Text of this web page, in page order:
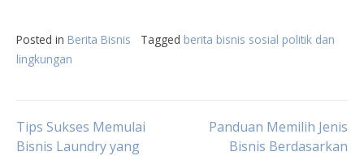
Posted in Berita Bisnis Tagged berita bisnis sosial politik dan
lingkungan
Post
Tips Sukses Memulai
Bisnis Laundry yang
Panduan Memilih Jenis
Bisnis Berdasarkan